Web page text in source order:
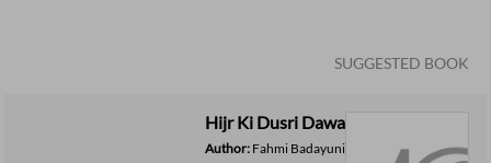
SUGGESTED BOOK
Hijr Ki Dusri Dawa
Author: Fahmi Badayuni